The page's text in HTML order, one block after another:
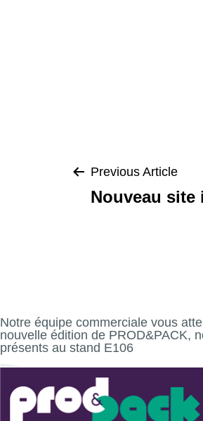
Notre équipe commerciale vous
nouvelle édition de PROD&PACK,
présents au stand E106
de
Previous Article
Nouveau site